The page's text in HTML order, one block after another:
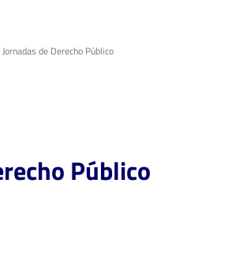
Jornadas de Derecho Público
Público